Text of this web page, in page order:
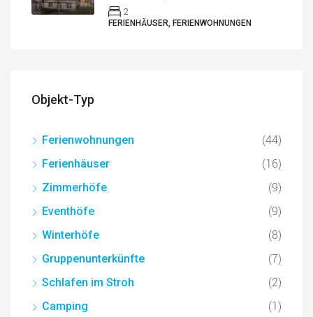
2
FERIENHÄUSER, FERIENWOHNUNGEN
Objekt-Typ
Ferienwohnungen (44)
Ferienhäuser (16)
Zimmerhöfe (9)
Eventhöfe (9)
Winterhöfe (8)
Gruppenunterkünfte (7)
Schlafen im Stroh (2)
Camping (1)